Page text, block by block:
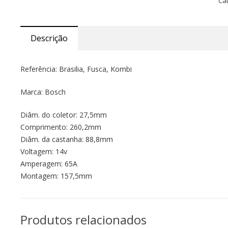
Descrição
Referência: Brasilia, Fusca, Kombi
Marca: Bosch
Diâm. do coletor: 27,5mm
Comprimento: 260,2mm
Diâm. da castanha: 88,8mm
Voltagem: 14v
Amperagem: 65A
Montagem: 157,5mm
Produtos relacionados